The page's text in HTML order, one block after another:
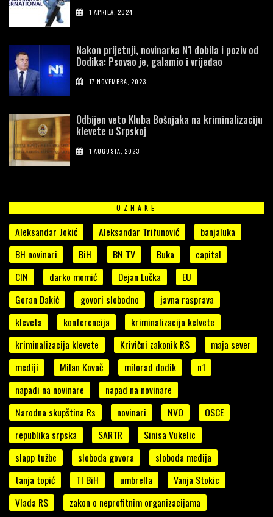
1 APRILA, 2024
Nakon prijetnji, novinarka N1 dobila i poziv od
Dodika: Psovao je, galamio i vrijeđao
17 NOVEMBRA, 2023
Odbijen veto Kluba Bošnjaka na kriminalizaciju
klevete u Srpskoj
1 AUGUSTA, 2023
OZNAKE
Aleksandar Jokić Aleksandar Trifunović
banjaluka
BH novinari
BiH BN TV Buka
capital
CIN
darko momić Dejan Lučka
EU
Goran Dakić
govori slobodno
javna rasprava
kleveta
konferencija
kriminalizacija kelvete
kriminalizacija klevete
Krivični zakonik RS
maja sever
mediji
Milan Kovač milorad dodik
n1
napadi na novinare
napad na novinare
Narodna skupština Rs
novinari NVO
OSCE
republika srpska
SARTR
Sinisa Vukelic
slapp tužbe
sloboda govora
sloboda medija
tanja topić
TI BiH umbrella
Vanja Stokic
Vlada RS
zakon o neprofitnim organizacijama